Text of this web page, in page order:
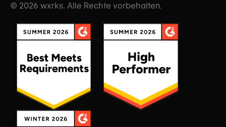
© 2026 wxrks. Alle Rechte vorbehalten.